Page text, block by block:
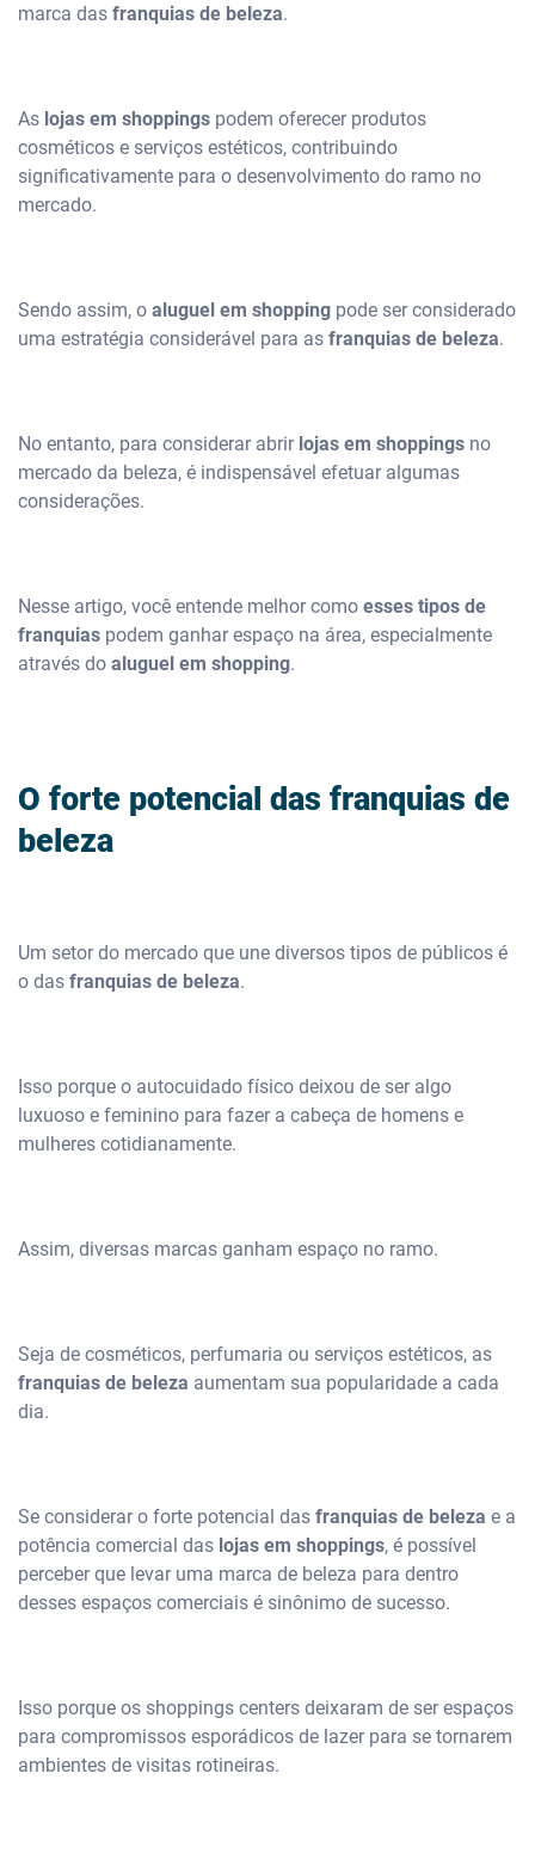
marca das franquias de beleza.
As lojas em shoppings podem oferecer produtos
cosméticos e serviços estéticos, contribuindo
significativamente para o desenvolvimento do ramo no
mercado.
Sendo assim, o aluguel em shopping pode ser considerado
uma estratégia considerável para as franquias de beleza.
No entanto, para considerar abrirlojas em shoppings no
mercado da beleza, é indispensável efetuar algumas
considerações.
Nesse artigo, você entende melhor como esses tipos de
franquias podem ganhar espaço na área, especialmente
através do aluguel em shopping.
O forte potencial das franquias de
beleza
Um setor do mercado que une diversos tipos de públicos é
o das franquias de beleza.
Isso porque o autocuidado físico deixou de ser algo
luxuoso e feminino para fazer a cabeça de homens e
mulheres cotidianamente.
Assim, diversas marcas ganham espaço no ramo.
Seja de cosméticos, perfumaria ou serviços estéticos, as
franquias de beleza aumentam sua popularidade a cada
dia.
Se considerar o forte potencial das franquias de beleza e a
potência comercial das lojas em shoppings, é possível
perceber que levar uma marca de beleza para dentro
desses espaços comerciais é sinônimo de sucesso.
Isso porque os shoppings centers deixaram de ser espaços
para compromissos esporádicos de lazer para se tornarem
ambientes de visitas rotineiras.